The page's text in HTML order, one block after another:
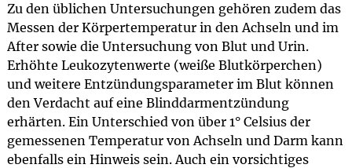
Zu den üblichen Untersuchungen gehören zudem das
Messen der Körpertemperatur in den Achseln und im
After sowie die Untersuchung von Blut und Urin.
Erhöhte Leukozytenwerte (weiße Blutkörperchen)
und weitere Entzündungsparameter im Blut können
den Verdacht auf eine Blinddarmentzündung
erhärten. Ein Unterschied von über 1° Celsius der
gemessenen Temperatur von Achseln und Darm kann
ebenfalls ein Hinweis sein. Auch ein vorsichtiges